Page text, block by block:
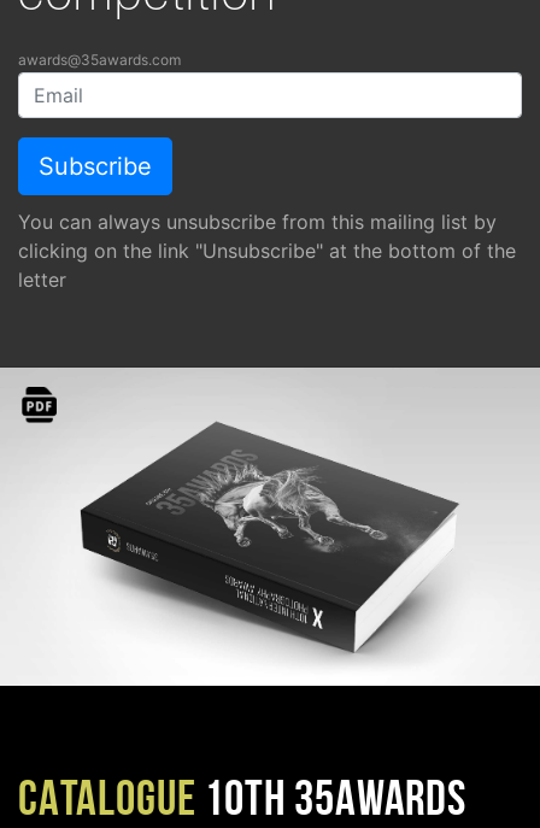
awards@35awards.com
You can always unsubscribe from this mailing list by
clicking on the link "Unsubscribe" at the bottom of the
letter
CATALOGUE 10TH 35AWARDS